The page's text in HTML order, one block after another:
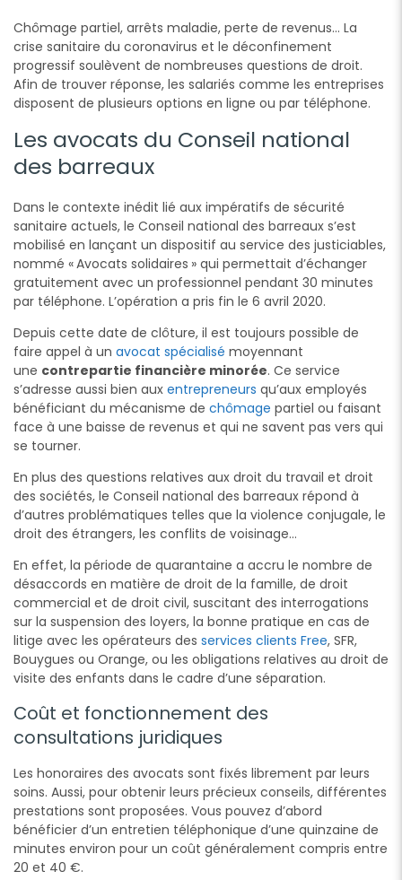
Chômage partiel, arrêts maladie, perte de revenus… La
crise sanitaire du coronavirus et le déconfinement
progressif soulèvent de nombreuses questions de droit.
Afin de trouver réponse, les salariés comme les entreprises
disposent de plusieurs options en ligne ou par téléphone.
Les avocats du Conseil national
des barreaux
Dans le contexte inédit lié aux impératifs de sécurité
sanitaire actuels, le Conseil national des barreaux s’est
mobilisé en lançant un dispositif au service des justiciables,
nommé « Avocats solidaires » qui permettait d’échanger
gratuitement avec un professionnel pendant 30 minutes
par téléphone. L’opération a pris fin le 6 avril 2020.
Depuis cette date de clôture, il est toujours possible de
faire appel à un avocat spécialisé moyennant
une contrepartie financière minorée. Ce service
s’adresse aussi bien aux entrepreneurs qu’aux employés
bénéficiant du mécanisme de chômage partiel ou faisant
face à une baisse de revenus et qui ne savent pas vers qui
se tourner.
En plus des questions relatives aux droit du travail et droit
des sociétés, le Conseil national des barreaux répond à
d’autres problématiques telles que la violence conjugale, le
droit des étrangers, les conflits de voisinage…
En effet, la période de quarantaine a accru le nombre de
désaccords en matière de droit de la famille, de droit
commercial et de droit civil, suscitant des interrogations
sur la suspension des loyers, la bonne pratique en cas de
litige avec les opérateurs des services clients Free, SFR,
Bouygues ou Orange, ou les obligations relatives au droit de
visite des enfants dans le cadre d’une séparation.
Coût et fonctionnement des
consultations juridiques
Les honoraires des avocats sont fixés librement par leurs
soins. Aussi, pour obtenir leurs précieux conseils, différentes
prestations sont proposées. Vous pouvez d’abord
bénéficier d’un entretien téléphonique d’une quinzaine de
minutes environ pour un coût généralement compris entre
20 et 40 €.